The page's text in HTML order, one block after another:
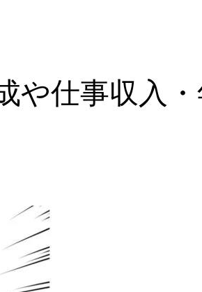
や仕事収入